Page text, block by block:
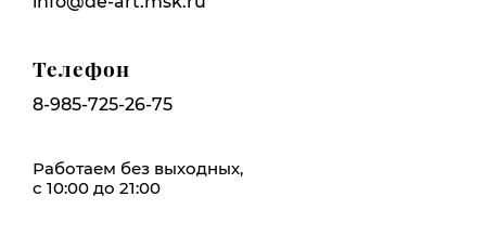
Телефон
8-985-725-26-75
Работаем без выходных,
с 10:00 до 21:00